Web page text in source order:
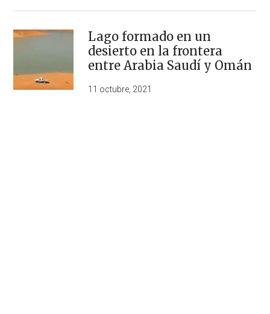
Lago formado en un
desierto en la frontera
entre Arabia Saudí y Omán
11 octubre, 2021